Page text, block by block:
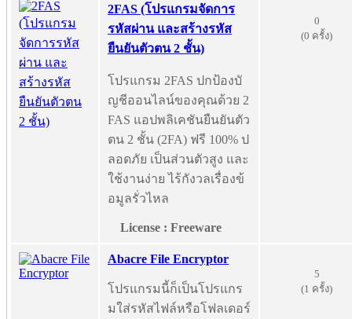
2FAS (โปรแกรมจัดการ
รหัสผ่าน และสร้างรหัส
ยืนยันตัวตน 2 ชั้น)
โปรแกรม 2FAS ปกป้องบั
ญชีออนไลน์ของคุณด้วย 2
FAS แอปพลิเคชันยืนยันตัว
ตน 2 ชั้น (2FA) ฟรี 100% ป
ลอดภัย เป็นส่วนตัวสูง และ
ใช้งานง่าย ไร้กังวลเรื่องข้
อมูลรั่วไหล
License : Freeware
0
(0 ครั้ง)
Abacre File Encryptor
โปรแกรมนี้ก็เป็นโปรแกร
มใส่รหัสไฟล์หรือโฟลเดอร์
5
(1 ครั้ง)